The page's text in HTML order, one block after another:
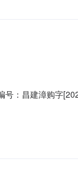
号：昌建漳购字
标的服务范围服务